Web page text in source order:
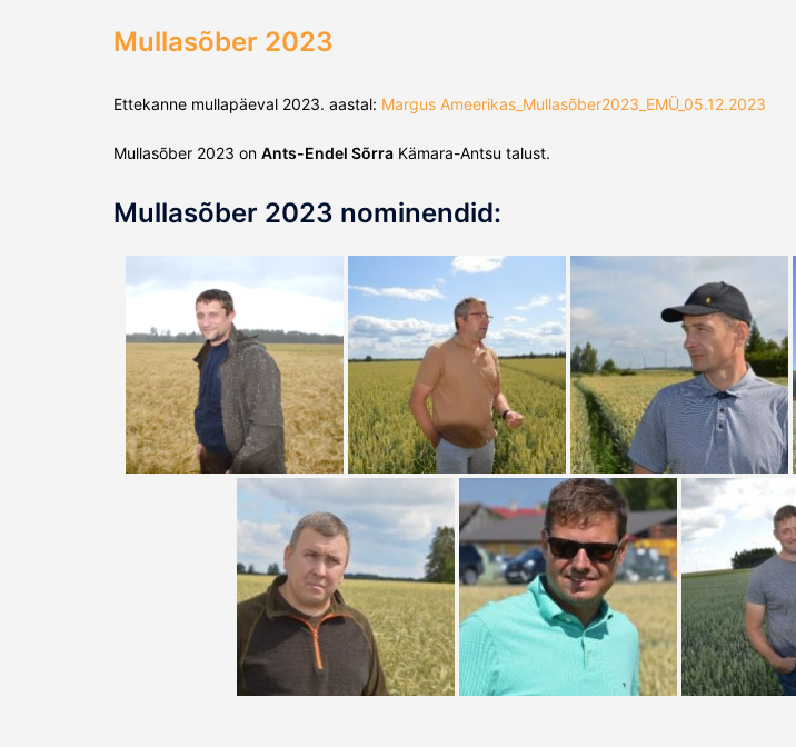
Mullasõber 2023
Ettekanne mullapäeval 2023. aastal: Margus Ameerikas_Mullasõber2023_EMÜ_05.12.2023
Mullasõber 2023 on Ants-Endel Sõrra Kämara-Antsu talust.
Mullasõber 2023 nominendid: